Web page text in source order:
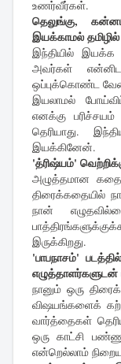
உணர்வீர்கள்.
தெலுங்கு,
இயக்காமல்
இந்தியில்
அவர்கள்
ஒப்புக்கொண்ட
இயலாமல்
எனக்கு
தெரியாது.
இயக்கினேன்.
'த்ரிஷ்யம்'
அழுத்தமான
திரைக்கதையில்
நான்
இருக்கிறது.
'பாபநாசம்'
எழுத்தாளர்களுடன்
நானும் ஒரு
விஷயங்களைக்
வார்த்தைகள்
ஒரு காட்சி
என்றெல்லாம்